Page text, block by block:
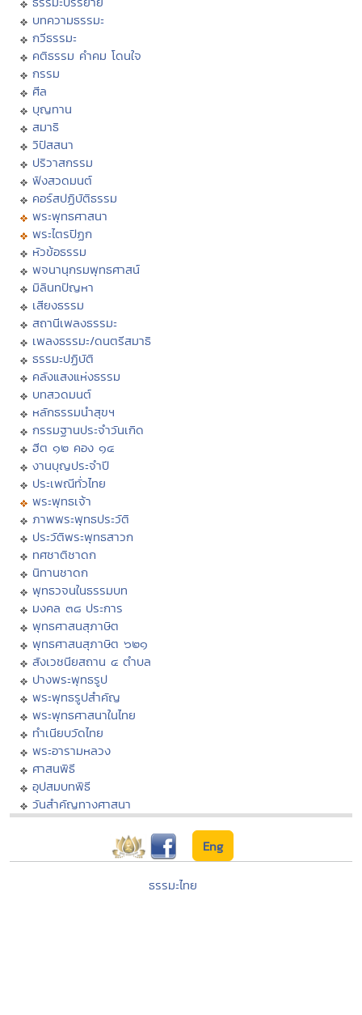
บทความธรรมะ
กวีธรรมะ
คติธรรม คำคม โดนใจ
กรรม
ศีล
บุญทาน
สมาธิ
วิปัสสนา
ปริวาสกรรม
ฟังสวดมนต์
คอร์สปฏิบัติธรรม
พระพุทธศาสนา
พระไตรปิฏก
หัวข้อธรรม
พจนานุกรมพุทธศาสน์
มิลินทปัญหา
เสียงธรรม
สถานีเพลงธรรมะ
เพลงธรรมะ/ดนตรีสมาธิ
ธรรมะปฏิบัติ
คลังแสงแห่งธรรม
บทสวดมนต์
หลักธรรมนำสุขฯ
กรรมฐานประจำวันเกิด
ฮีต ๑๒ คอง ๑๔
งานบุญประจำปี
ประเพณีทั่วไทย
พระพุทธเจ้า
ภาพพระพุทธประวัติ
ประวัติพระพุทธสาวก
ทศชาติชาดก
นิทานชาดก
พุทธวจนในธรรมบท
มงคล ๓๘ ประการ
พุทธศาสนสุภาษิต
พุทธศาสนสุภาษิต ๖๒๑
สังเวชนียสถาน ๔ ตำบล
ปางพระพุทธรูป
พระพุทธรูปสำคัญ
พระพุทธศาสนาในไทย
ทำเนียบวัดไทย
พระอารามหลวง
ศาสนพิธี
อุปสมบทพิธี
วันสำคัญทางศาสนา
Eng
ธรรมะไทย